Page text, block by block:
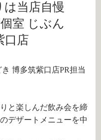
当店自慢
室 じぶん
口店
博多筑紫口店PR担当
と楽しんだ飲み会を締
デザートメニューを中